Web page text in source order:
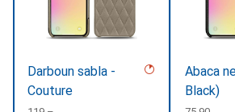
Darboun sabla -
Couture
Abaca
Black)